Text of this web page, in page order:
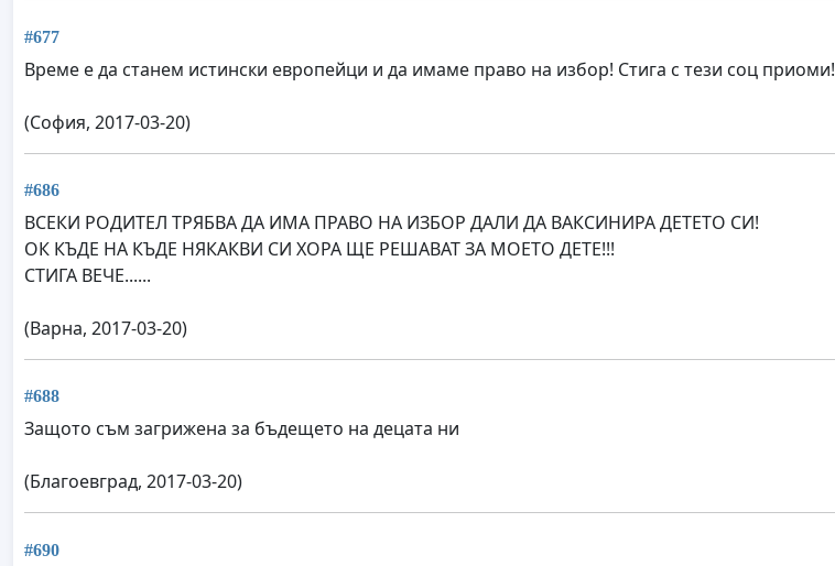
#677
Време е да станем истински европейци и да имаме право на избор! Стига с тези соц приоми!
(София, 2017-03-20)
#686
ВСЕКИ РОДИТЕЛ ТРЯБВА ДА ИМА ПРАВО НА ИЗБОР ДАЛИ ДА ВАКСИНИРА ДЕТЕТО СИ!
ОК КЪДЕ НА КЪДЕ НЯКАКВИ СИ ХОРА ЩЕ РЕШАВАТ ЗА МОЕТО ДЕТЕ!!!
СТИГА ВЕЧЕ......
(Варна, 2017-03-20)
#688
Защото съм загрижена за бъдещето на децата ни
(Благоевград, 2017-03-20)
#690